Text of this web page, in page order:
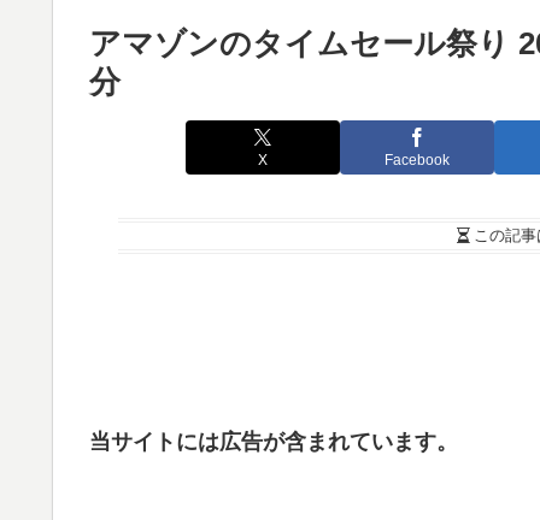
アマゾンのタイムセール祭り
分
X Facebook
この記事
当サイトには広告が含まれています。